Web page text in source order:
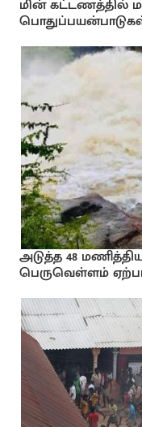
மின் கட்டணத்தில்
அடுத்த 48
பெருவெள்ளம்